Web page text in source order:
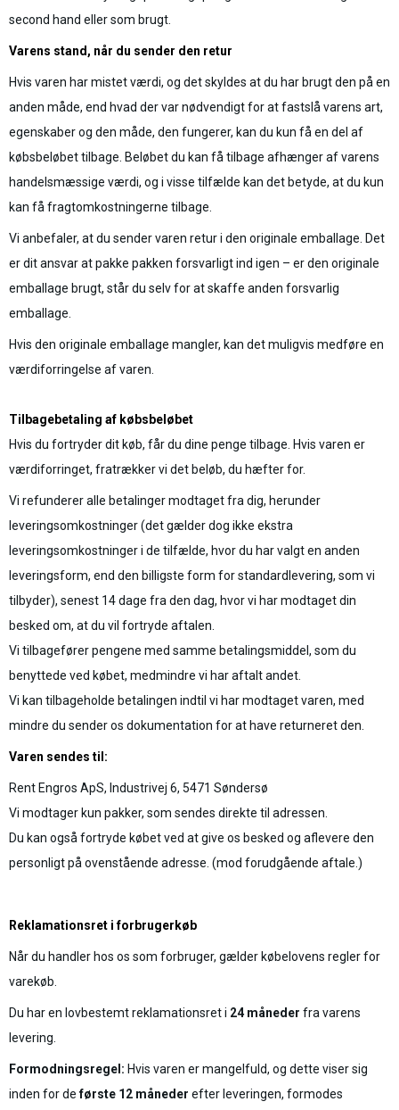
second hand eller som brugt.
Varens stand, når du sender den retur
Hvis varen har mistet værdi, og det skyldes at du har brugt den på en
anden måde, end hvad der var nødvendigt for at fastslå varens art,
egenskaber og den måde, den fungerer, kan du kun få en del af
købsbeløbet tilbage. Beløbet du kan få tilbage afhænger af varens
handelsmæssige værdi, og i visse tilfælde kan det betyde, at du kun
kan få fragtomkostningerne tilbage.
Vi anbefaler, at du sender varen retur i den originale emballage. Det
er dit ansvar at pakke pakken forsvarligt ind igen – er den originale
emballage brugt, står du selv for at skaffe anden forsvarlig
emballage.
Hvis den originale emballage mangler, kan det muligvis medføre en
værdiforringelse af varen.
Tilbagebetaling af købsbeløbet
Hvis du fortryder dit køb, får du dine penge tilbage. Hvis varen er
værdiforringet, fratrækker vi det beløb, du hæfter for.
Vi refunderer alle betalinger modtaget fra dig, herunder
leveringsomkostninger (det gælder dog ikke ekstra
leveringsomkostninger i de tilfælde, hvor du har valgt en anden
leveringsform, end den billigste form for standardlevering, som vi
tilbyder), senest 14 dage fra den dag, hvor vi har modtaget din
besked om, at du vil fortryde aftalen.
Vi tilbagefører pengene med samme betalingsmiddel, som du
benyttede ved købet, medmindre vi har aftalt andet.
Vi kan tilbageholde betalingen indtil vi har modtaget varen, med
mindre du sender os dokumentation for at have returneret den.
Varen sendes til:
Rent Engros ApS, Industrivej 6, 5471 Søndersø
Vi modtager kun pakker, som sendes direkte til adressen.
Du kan også fortryde købet ved at give os besked og aflevere den
personligt på ovenstående adresse. (mod forudgående aftale.)
Reklamationsret i forbrugerkøb
Når du handler hos os som forbruger, gælder købelovens regler for
varekøb.
Du har en lovbestemt reklamationsret i 24 måneder fra varens
levering.
Formodningsregel: Hvis varen er mangelfuld, og dette viser sig
inden for deførste 12 måneder efter leveringen, formodes